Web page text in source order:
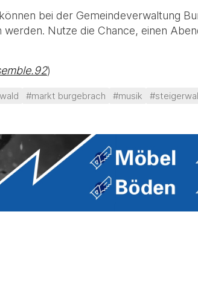
bei der Gemeindeverwaltung
werden. Nutze die Chance, einen
)
#markt burgebrach #musik